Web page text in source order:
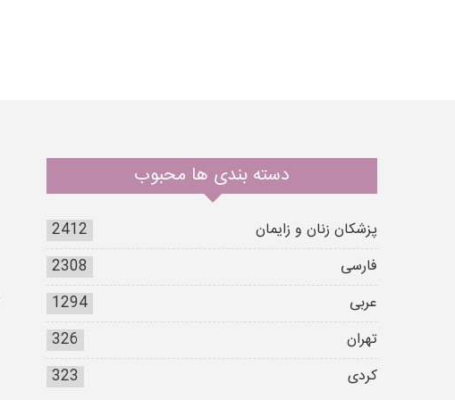
دسته بندی ها محبوب
پزشکان زنان و زایمان
2412
فارسی
2308
عربی
1294
تهران
326
کردی
323